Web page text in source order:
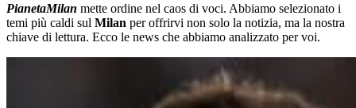
PianetaMilan mette ordine nel caos di voci. Abbiamo selezionato i
temi più caldi sul Milan per offrirvi non solo la notizia, ma la nostra
chiave di lettura. Ecco le news che abbiamo analizzato per voi.